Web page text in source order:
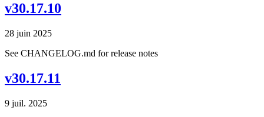
v30.17.10
28 juin 2025
See CHANGELOG.md for release notes
v30.17.11
9 juil. 2025